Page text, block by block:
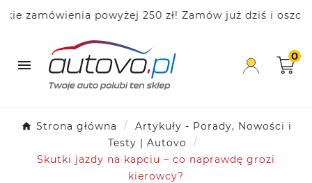
zamówienia powyżej 250 zł! Zamów już dziś i

0
Strona główna
Artykuły - Porady, Nowości i
Testy | Autovo
Skutki jazdy na kapciu – co naprawdę grozi
kierowcy?